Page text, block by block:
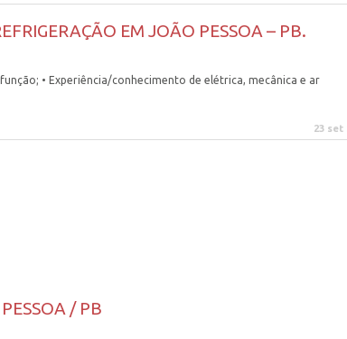
EM JOÃO PESSOA – PB.
função; • Experiência/conhecimento de elétrica, mecânica e ar
23 set
/ PB